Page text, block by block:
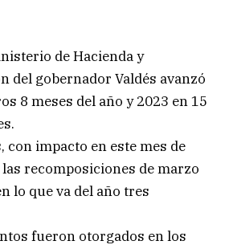
de Hacienda y
del gobernador Valdés avanzó
8 meses del año y 2023 en 15
con impacto en este mes de
las recomposiciones de marzo
lo que va del año tres
fueron otorgados en los